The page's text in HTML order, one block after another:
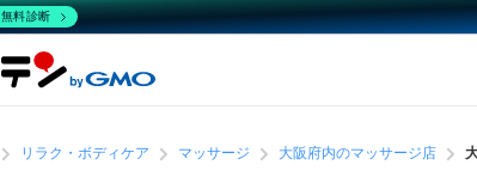
リラク・ボディケア マッサージ 大阪府内のマッサージ店
無料診断